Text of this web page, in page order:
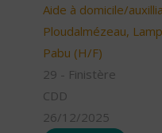
Aide à domicile/
Ploudalmézeau,
Pabu (H/F)
29 - Finistère
CDD
26/12/2025